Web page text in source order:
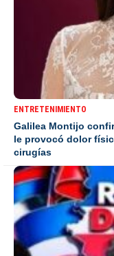
ENTRETENIMIENTO
Galilea Montijo
le provocó dolor
cirugías